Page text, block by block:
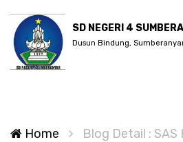
SD NEGERI 4
Dusun Bindung,
Home
Blog Detail : SAS